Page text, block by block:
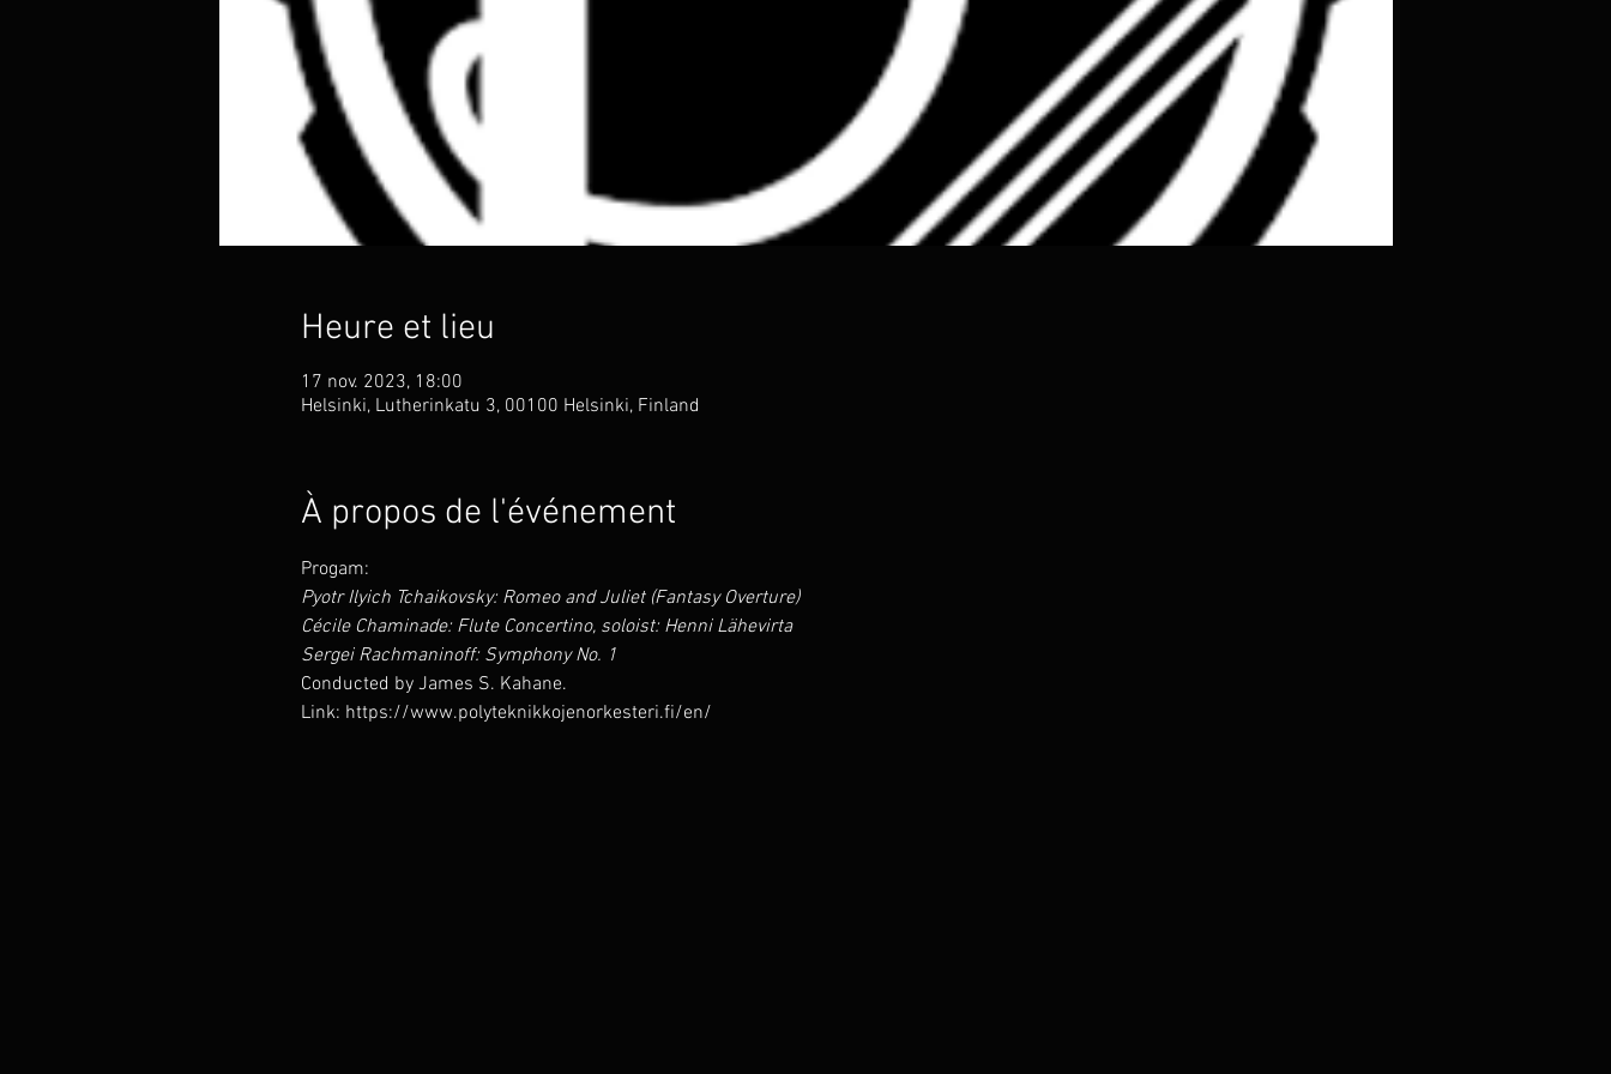
Heure et lieu
17 nov. 2023, 18:00
Helsinki, Lutherinkatu 3, 00100 Helsinki, Finland
À propos de l'événement
Progam:
Pyotr Ilyich Tchaikovsky: Romeo and Juliet (Fantasy Overture)
Cécile Chaminade: Flute Concertino, soloist: Henni Lähevirta
Sergei Rachmaninoff: Symphony No. 1
Conducted by James S. Kahane.
Link: https://www.polyteknikkojenorkesteri.fi/en/